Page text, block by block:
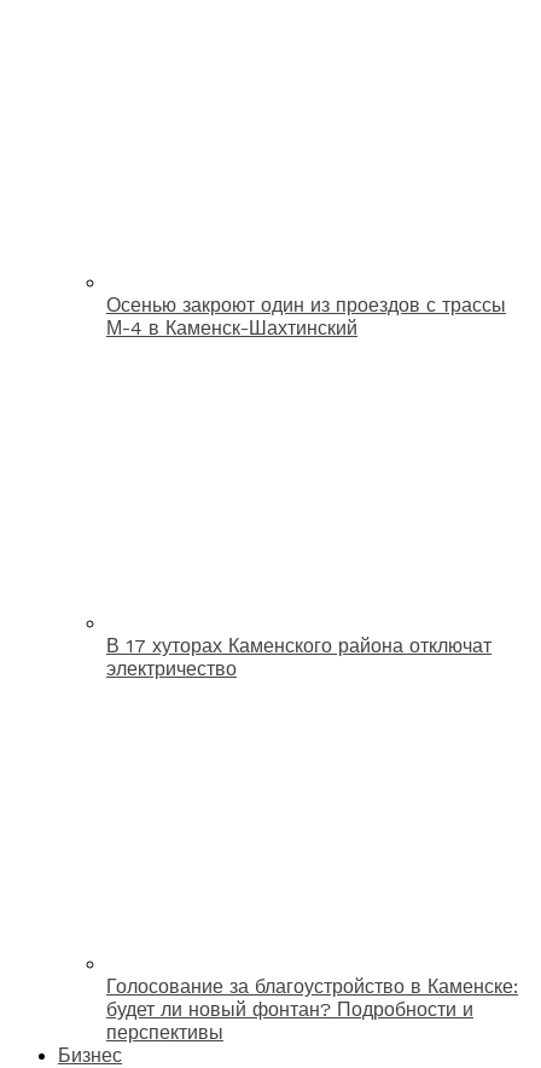
Осенью закроют один из проездов с трассы
М-4 в Каменск-Шахтинский
В 17 хуторах Каменского района отключат
электричество
Голосование за благоустройство в Каменске:
будет ли новый фонтан? Подробности и
перспективы
Бизнес